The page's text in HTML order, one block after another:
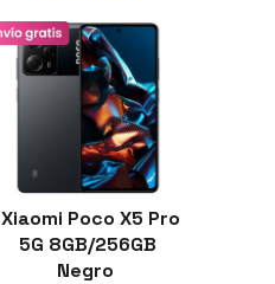
Xiaomi Poco X5 Pro
5G 8GB/256GB
Negro